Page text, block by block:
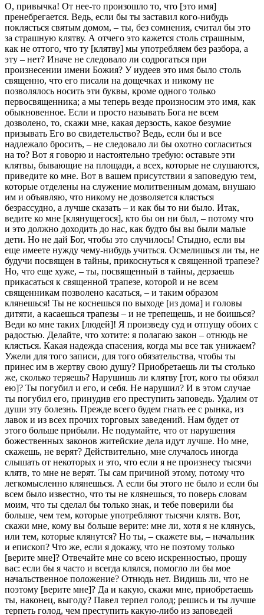
О, привычка! От нее-то произошло то, что [это имя]
пренебрегается. Ведь, если бы ты заставил кого-нибудь
поклясться святым домом, – ты, без сомнения, считал бы это
за страшную клятву. А отчего это кажется столь страшным,
как не оттого, что ту [клятву] мы употребляем без разбора, а
эту – нет? Иначе не следовало ли содрогаться при
произнесении имени Божия? У иудеев это имя было столь
священно, что его писали на дощечках и никому не
позволялось носить эти буквы, кроме одного только
первосвященника; а мы теперь везде произносим это имя, как
обыкновенное. Если и просто называть Бога не всем
дозволено, то, скажи мне, какая дерзость, какое безумие
призывать Его во свидетельство? Ведь, если бы и все
надлежало бросить, – не следовало ли бы охотно согласиться
на то? Вот я говорю и настоятельно требую: оставьте эти
клятвы, бывающие на площади, а всех, которые не слушаются,
приведите ко мне. Вот в вашем присутствии я заповедую тем,
которые отделены на служение молитвенным домам, внушаю
им и объявляю, что никому не дозволяется клясться
безрассудно, а лучше сказать – и как бы то ни было. Итак,
ведите ко мне [клянущегося], кто бы он ни был, – потому что
и это должно доходить до нас, как будто бы вы были малые
дети. Но не дай Бог, чтобы это случилось! Стыдно, если вы
еще имеете нужду чему-нибудь учиться. Осмелишься ли ты, не
будучи посвящен в тайны, прикоснуться к священной трапезе?
Но, что еще хуже, – ты, посвященный в тайны, дерзаешь
прикасаться к священной трапезе, которой и не всем
священникам позволено касаться, – и таким образом
клянешься! Ты не коснешься по выходе [из дома] и головы
дитяти, а касаешься трапезы – и не трепещешь, и не боишься?
Веди ко мне таких [людей]! Я произведу суд и отпущу обоих с
радостью. Делайте, что хотите: я полагаю закон – отнюдь не
клясться. Какая надежда спасения, когда мы все так унижаем?
Ужели для того записи, для того обязательства, чтобы ты
принес им в жертву свою душу? Приобретаешь ли ты столько
же, сколько теряешь? Нарушишь ли клятву [тот, кого ты обязал
ею]? Ты погубил и его, и себя. Не нарушил? И в этом случае
ты погубил его, принудив его преступить заповедь. Удалим от
души эту болезнь. Прежде всего будем гнать ее с рынка, из
лавок и из всех прочих торговых заведений. Нам будет от
этого больше прибыли. Не подумайте, что от нарушения
божественных законов житейские дела идут лучше. Но мне,
скажешь, не верят? Действительно, мне случалось иногда
слышать от некоторых и это, что если я не произнесу тысячи
клятв, то мне не верят. Ты сам причиной этому, потому что
легкомысленно клянешься. А если бы этого не было и если бы
всем было известно, что ты не клянешься, то поверь словам
моим, что ты сделал бы только знак, и тебе поверили бы
больше, чем тем, которые употребляют тысячи клятв. Вот,
скажи мне, кому вы больше верите: мне ли, хотя я не клянусь,
или тем, которые клянутся? Но ты, – скажете вы, – начальник
и епископ? Что же, если я докажу, что не поэтому только
[верите мне]? Отвечайте мне со всею искренностью, прошу
вас: если бы я часто и всегда клялся, помогло ли бы мое
начальственное положение? Отнюдь нет. Видишь ли, что не
поэтому [верите мне]? Да и какую, скажи мне, приобретаешь
ты, наконец, выгоду? Павел терпел голод; решись и ты лучше
терпеть голод, чем преступить какую-либо из заповедей